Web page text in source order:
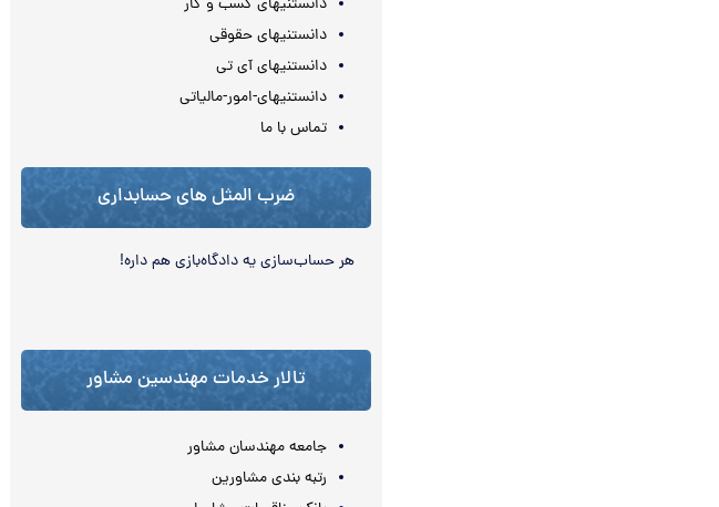
دانستنیهای کسب و کار
دانستنیهای حقوقی
دانستنیهای آی تی
دانستنیهای-امور-مالیاتی
تماس با ما
ضرب المثل های حسابداری
هر حساب‌‏سازی یه دادگاه‌بازی هم داره!
تالار خدمات مهندسین مشاور
جامعه مهندسان مشاور
رتبه بندی مشاورین